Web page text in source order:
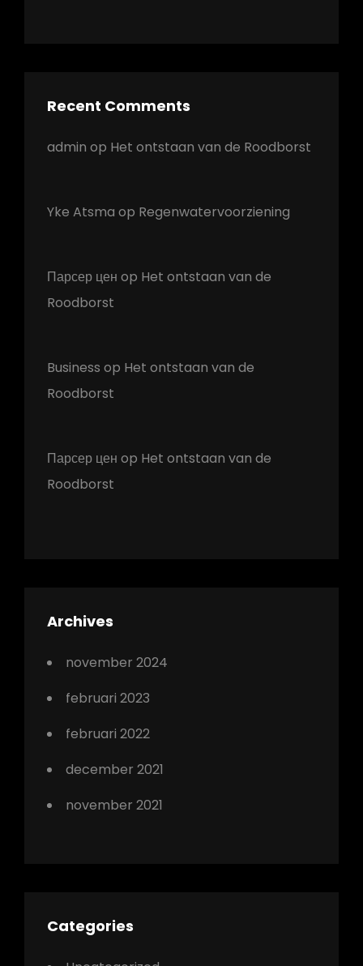
Recent Comments
admin op Het ontstaan van de Roodborst
Yke Atsma op Regenwatervoorziening
Парсер цен op Het ontstaan van de
Roodborst
Business op Het ontstaan van de
Roodborst
Парсер цен op Het ontstaan van de
Roodborst
Archives
november 2024
februari 2023
februari 2022
december 2021
november 2021
Categories